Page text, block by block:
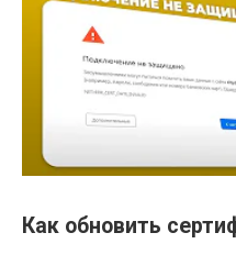
Как обновить